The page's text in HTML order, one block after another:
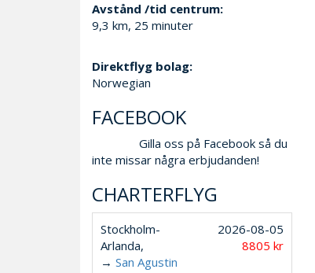
Avstånd /tid centrum:
9,3 km, 25 minuter
Direktflyg bolag:
Norwegian
FACEBOOK
Gilla oss på Facebook så du
inte missar några erbjudanden!
CHARTERFLYG
Stockholm-
Arlanda,
→ San Agustin
2026-08-05
8805 kr